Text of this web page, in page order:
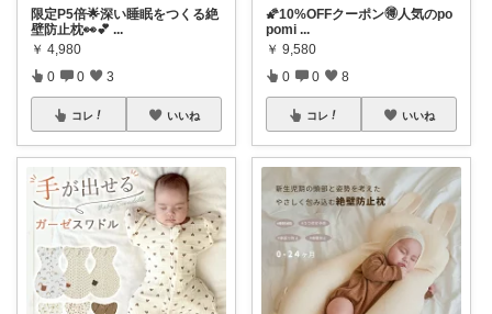
限定P5倍🌟深い睡眠をつくる絶
壁防止枕👀💕 ...
￥ 4,980
0 0 3
コレ いいね
🌠10%OFFクーポン🉐人気のpo
pomi ...
￥ 9,580
0 0 8
コレ いいね